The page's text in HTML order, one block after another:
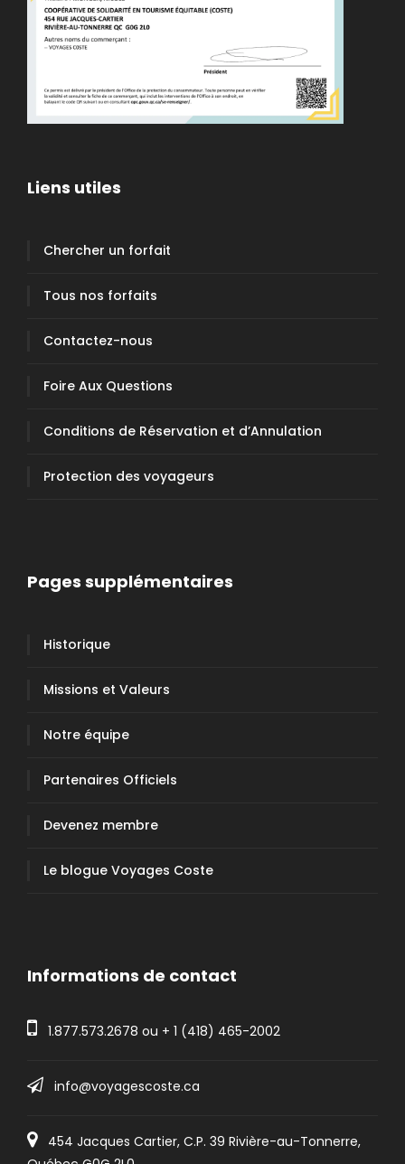
Liens utiles
Chercher un forfait
Tous nos forfaits
Contactez-nous
Foire Aux Questions
Conditions de Réservation et d’Annulation
Protection des voyageurs
Pages supplémentaires
Historique
Missions et Valeurs
Notre équipe
Partenaires Officiels
Devenez membre
Le blogue Voyages Coste
Informations de contact
1.877.573.2678 ou + 1 (418) 465-2002
info@voyagescoste.ca
454 Jacques Cartier, C.P. 39 Rivière-au-Tonnerre,